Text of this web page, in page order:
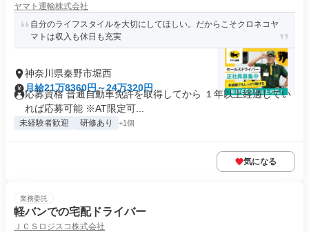
ヤマト運輸株式会社
自分のライフスタイルを大切にしてほしい。だからこそクロネコヤ
マトは収入も休日も充実
神奈川県秦野市堀西
月給21万8360円～24万320円
応募資格 普通自動車免許を取得してから １年以上経過してい
れば応募可能 ※AT限定可...
未経験者歓迎 研修あり +1個
気になる
業務委託
軽バンでの宅配ドライバー
ＪＣＳロジスコ株式会社